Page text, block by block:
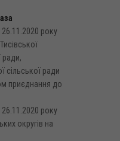
26.11.2020 року
ради,
сільської ради
приєднання до
26.11.2020 року
округів на